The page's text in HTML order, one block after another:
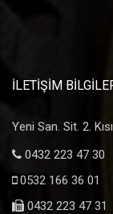
İLETİŞİM
Yeni San. Sit. 2.
0432 223 47 30
0532 166 36 01
0432 223 47 31